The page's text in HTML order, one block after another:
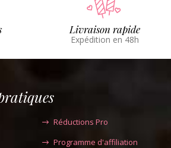
Livraison rapide
Expédition en 48h
Réductions Pro
Programme d'affiliation